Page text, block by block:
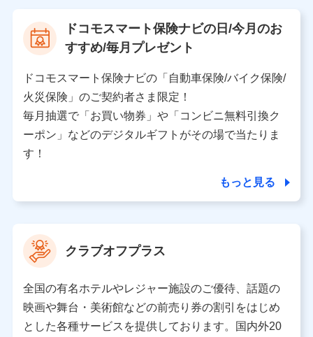
当社又は株式会社NTTドコモが提供する保険関連サービ
スにおけるユーザ登録受付および管理のため
を受けている保険会社・提携会社の保険その他に関する
情報を提供するため、また維持管理等の委託業務遂行の
ため、またそれらに付帯、関連する当社、株式会社NTT
ドコモおよび提携会社のサービスを案内、提供するため
（各サービスで取得したサービス利用履歴、ウェブサイ
トの閲覧履歴、購買履歴、ご契約内容等のパーソナルデ
ータを分析して、お客さまの趣味・嗜好・傾向に応じた
上記に係る案内・手続き・管理等付帯業務を行うため
【当該個人データの管理について責任を有する者の名称・住
所・代表者名】
当該個人データを取り扱う各共同利用者（詳細は次のとお
り）
東京都千代田区永田町2丁目11番1号 山王パークタワー
ドコモスマート保険ナビの日/今月のお
すすめ/毎月プレゼント
ドコモスマート保険ナビの「自動車保険/バイク保険/
火災保険」のご契約者さま限定！
毎月抽選で「お買い物券」や「コンビニ無料引換ク
ーポン」などのデジタルギフトがその場で当たりま
す！
もっと見る
クラブオフプラス
全国の有名ホテルやレジャー施設のご優待、話題の
映画や舞台・美術館などの前売り券の割引をはじめ
とした各種サービスを提供しております。国内外20